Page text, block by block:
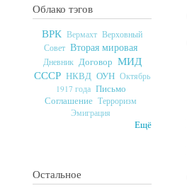
Облако тэгов
ВРК Вермахт Верховный
Совет Вторая мировая
Дневник Договор МИД
СССР НКВД ОУН Октябрь
1917 года Письмо
Соглашение Терроризм
Эмиграция
Ещё
Остальное